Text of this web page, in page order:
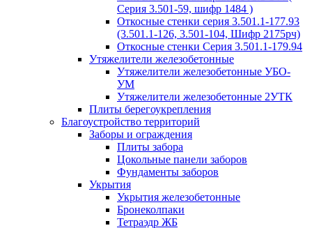
Серия 3.501-59, шифр 1484 )
Откосные стенки серия 3.501.1-177.93
(3.501.1-126, 3.501-104, Шифр 2175рч)
Откосные стенки Серия 3.501.1-179.94
Утяжелители железобетонные
Утяжелители железобетонные УБО-
УМ
Утяжелители железобетонные 2УТК
Плиты берегоукрепления
Благоустройство территорий
Заборы и ограждения
Плиты забора
Цокольные панели заборов
Фундаменты заборов
Укрытия
Укрытия железобетонные
Бронеколпаки
Тетраэдр ЖБ